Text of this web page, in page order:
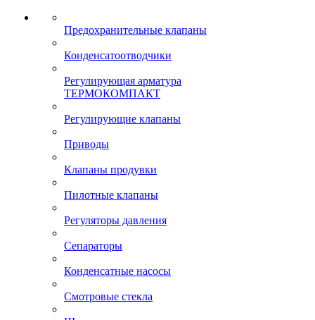
Предохранительные клапаны
Конденсатоотводчики
Регулирующая арматура
ТЕРМОКОМПАКТ
Регулирующие клапаны
Приводы
Клапаны продувки
Пилотные клапаны
Регуляторы давления
Сепараторы
Конденсатные насосы
Смотровые стекла